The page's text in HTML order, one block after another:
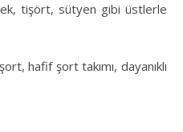
tişört, sütyen gibi üstlerle
hafif şort takımı, dayanıklı